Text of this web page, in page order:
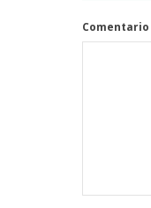
Comentario